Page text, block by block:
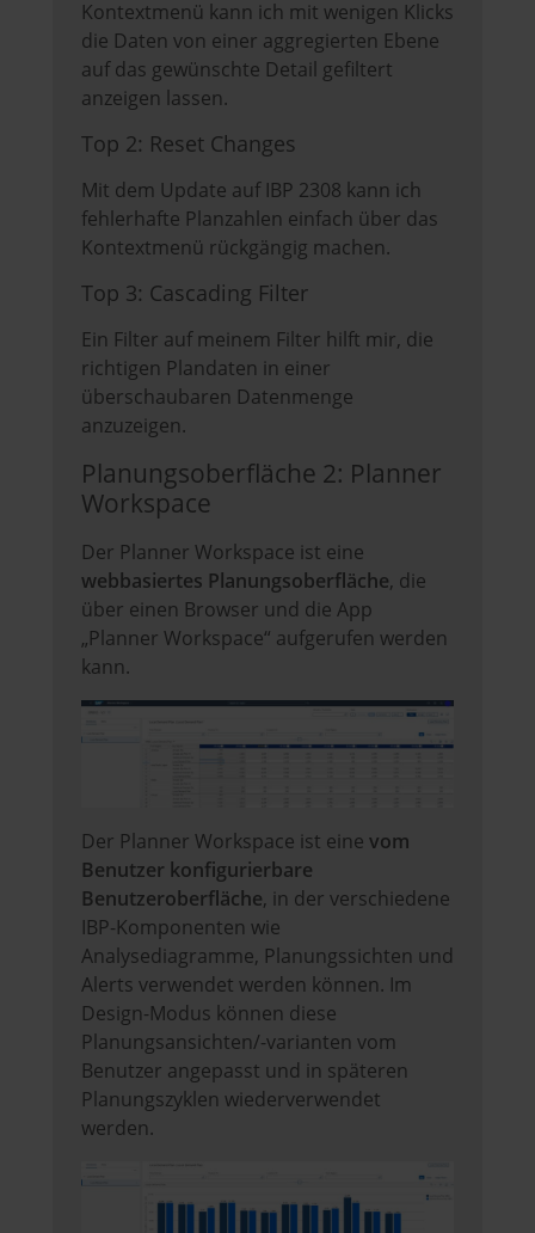
Kontextmenü kann ich mit wenigen Klicks
die Daten von einer aggregierten Ebene
auf das gewünschte Detail gefiltert
anzeigen lassen.
Top 2: Reset Changes
Mit dem Update auf IBP 2308 kann ich
fehlerhafte Planzahlen einfach über das
Kontextmenü rückgängig machen.
Top 3: Cascading Filter
Ein Filter auf meinem Filter hilft mir, die
richtigen Plandaten in einer
überschaubaren Datenmenge
anzuzeigen.
Planungsoberfläche 2: Planner
Workspace
Der Planner Workspace ist eine
webbasiertes Planungsoberfläche, die
über einen Browser und die App
„Planner Workspace“ aufgerufen werden
kann.
Der Planner Workspace ist eine vom
Benutzer konfigurierbare
Benutzeroberfläche, in der verschiedene
IBP-Komponenten wie
Analysediagramme, Planungssichten und
Alerts verwendet werden können. Im
Design-Modus können diese
Planungsansichten/-varianten vom
Benutzer angepasst und in späteren
Planungszyklen wiederverwendet
werden.